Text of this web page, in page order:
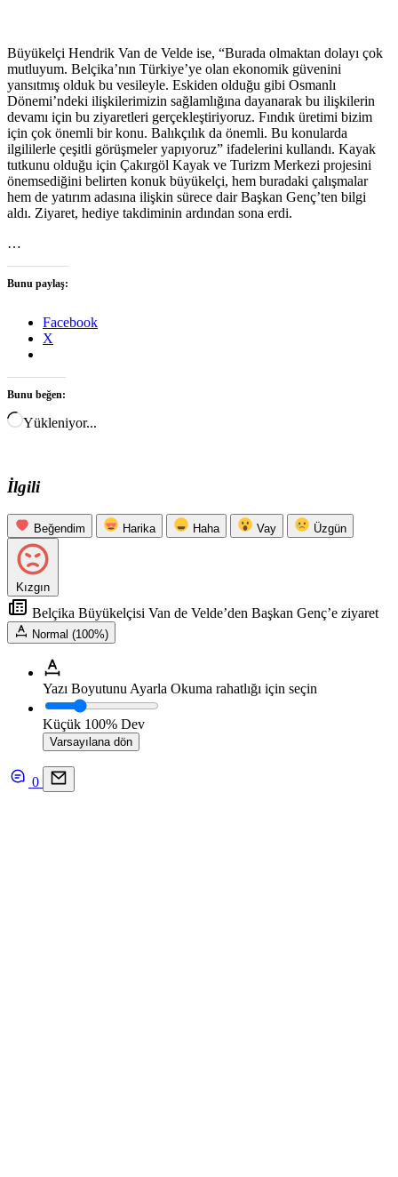
Büyükelçi Hendrik Van de Velde ise, “Burada olmaktan dolayı çok
mutluyum. Belçika’nın Türkiye’ye olan ekonomik güvenini
yansıtmış olduk bu vesileyle. Eskiden olduğu gibi Osmanlı
Dönemi’ndeki ilişkilerimizin sağlamlığına dayanarak bu ilişkilerin
devamı için bu ziyaretleri gerçekleştiriyoruz. Fındık üretimi bizim
için çok önemli bir konu. Balıkçılık da önemli. Bu konularda
ilgililerle çeşitli görüşmeler yapıyoruz” ifadelerini kullandı. Kayak
tutkunu olduğu için Çakırgöl Kayak ve Turizm Merkezi projesini
önemsediğini belirten konuk büyükelçi, hem buradaki çalışmalar
hem de yatırım adasına ilişkin sürece dair Başkan Genç’ten bilgi
aldı. Ziyaret, hediye takdiminin ardından sona erdi.
…
Bunu paylaş:
Facebook
X
Bunu beğen:
Yükleniyor...
İlgili
Beğendim Harika Haha Vay Üzgün
Kızgın
Belçika Büyükelçisi Van de Velde’den Başkan Genç’e ziyaret
Normal (100%)
Yazı Boyutunu Ayarla Okuma rahatlığı için seçin
Küçük 100% Dev
Varsayılana dön
0